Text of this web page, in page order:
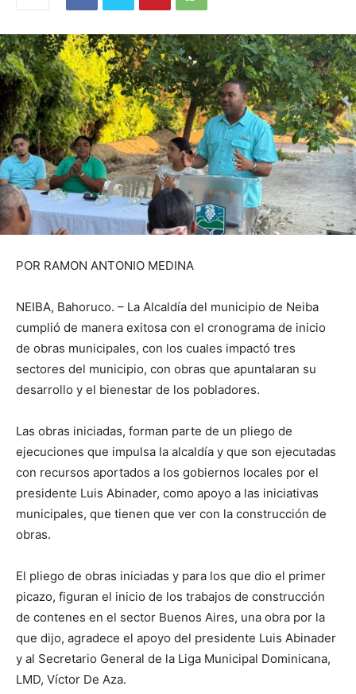
POR RAMON ANTONIO MEDINA
NEIBA, Bahoruco. – La Alcaldía del municipio de Neiba
cumplió de manera exitosa con el cronograma de inicio
de obras municipales, con los cuales impactó tres
sectores del municipio, con obras que apuntalaran su
desarrollo y el bienestar de los pobladores.
Las obras iniciadas, forman parte de un pliego de
ejecuciones que impulsa la alcaldía y que son ejecutadas
con recursos aportados a los gobiernos locales por el
presidente Luis Abinader, como apoyo a las iniciativas
municipales, que tienen que ver con la construcción de
obras.
El pliego de obras iniciadas y para los que dio el primer
picazo, figuran el inicio de los trabajos de construcción
de contenes en el sector Buenos Aires, una obra por la
que dijo, agradece el apoyo del presidente Luis Abinader
y al Secretario General de la Liga Municipal Dominicana,
LMD, Víctor De Aza.